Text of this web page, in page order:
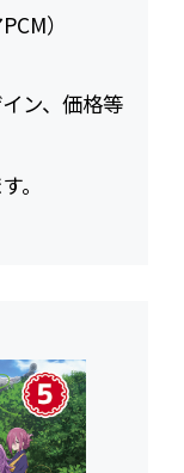
）
ン、価格等
。